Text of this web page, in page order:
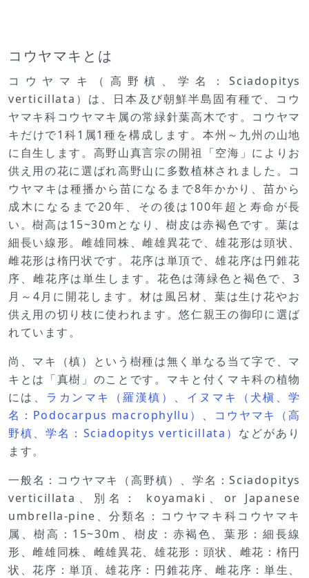
コウヤマキとは
コウヤマキ（高野槙、学名：Sciadopitys
verticillata）は、日本及び朝鮮半島固有種で、コウ
ヤマキ科コウヤマキ属の常緑針葉高木です。コウヤマ
キだけで1科1属1種を構成します。本州～九州の山地
に自生します。高野山真言宗の開祖「空海」によりお
供え用の花に選ばれ高野山に多数植林されました。コ
ウヤマキは種播から苗になるまで8年かかり、苗から
成木になるまで20年、その後は100年超と寿命が長
い。樹高は15~30mとなり、樹皮は赤褐色です。葉は
細長い線形。雌雄同株、雌雄異花で、雄花形は頭状、
雌花形は楕円状です。花序は単頂で、雄花序は円錐花
序、雌花序は単生します。花色は薄緑色と褐色で、3
月～4月に開花します。材は風呂材、葉は生け花やお
供え用の切り枝に使われます。悠仁親王の御印に選ば
れています。
尚、マキ（槙）という樹種は無く単なる当て字で、マ
キとは「真樹」のことです。マキと付くマキ科の植物
には、 ラカンマキ（羅漢槙） 、 イヌマキ（犬槇、学
名：Podocarpus macrophyllu）
、
コウヤマキ（高
野槙、学名：Sciadopitys verticillata） などがあり
ます。
一般名：コウヤマキ（高野槙）、学名：Sciadopitys
verticillata、別名： koyamaki、or Japanese
umbrella-pine、分類名：コウヤマキ科コウヤマキ
属、樹高：15~30m、樹皮：赤褐色、葉形：細長線
形、雌雄同株、雌雄異花、雄花形：頭状、雌花：楕円
状、花序：単頂、雄花序：円錐花序、雌花序：単生、